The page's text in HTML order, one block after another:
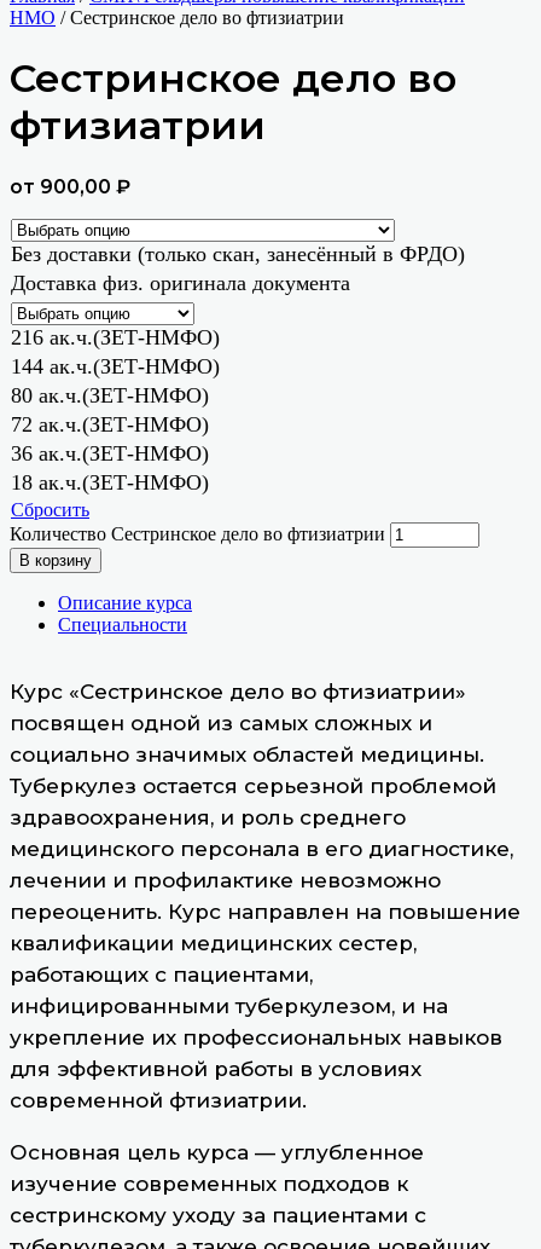
НМО / Сестринское дело во фтизиатрии
Сестринское дело во
фтизиатрии
от 900,00 ₽
Без доставки (только скан, занесённый в ФРДО)
Доставка физ. оригинала документа
216 ак.ч.(ЗЕТ-НМФО)
144 ак.ч.(ЗЕТ-НМФО)
80 ак.ч.(ЗЕТ-НМФО)
72 ак.ч.(ЗЕТ-НМФО)
36 ак.ч.(ЗЕТ-НМФО)
18 ак.ч.(ЗЕТ-НМФО)
Сбросить
Количество Сестринское дело во фтизиатрии
В корзину
Описание курса
Специальности
Курс «Сестринское дело во фтизиатрии»
посвящен одной из самых сложных и
социально значимых областей медицины.
Туберкулез остается серьезной проблемой
здравоохранения, и роль среднего
медицинского персонала в его диагностике,
лечении и профилактике невозможно
переоценить. Курс направлен на повышение
квалификации медицинских сестер,
работающих с пациентами,
инфицированными туберкулезом, и на
укрепление их профессиональных навыков
для эффективной работы в условиях
современной фтизиатрии.
Основная цель курса — углубленное
изучение современных подходов к
сестринскому уходу за пациентами с